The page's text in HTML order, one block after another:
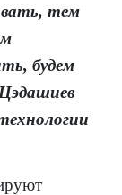
тем
будем